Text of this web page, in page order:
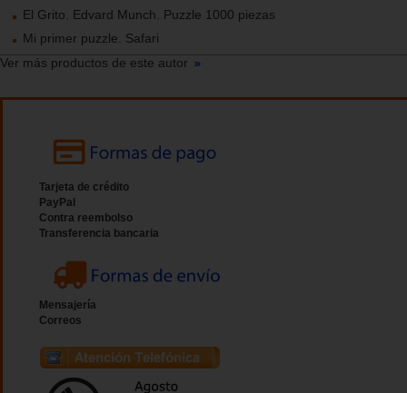
El Grito. Edvard Munch. Puzzle 1000 piezas
Mi primer puzzle. Safari
Ver más productos de este autor
Tarjeta de crédito
PayPal
Contra reembolso
Transferencia bancaria
Mensajería
Correos